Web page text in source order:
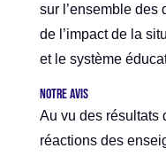
sur l’ensemble des
de l’impact de la
et le système
Notre avis
Au vu des résultats
réactions des